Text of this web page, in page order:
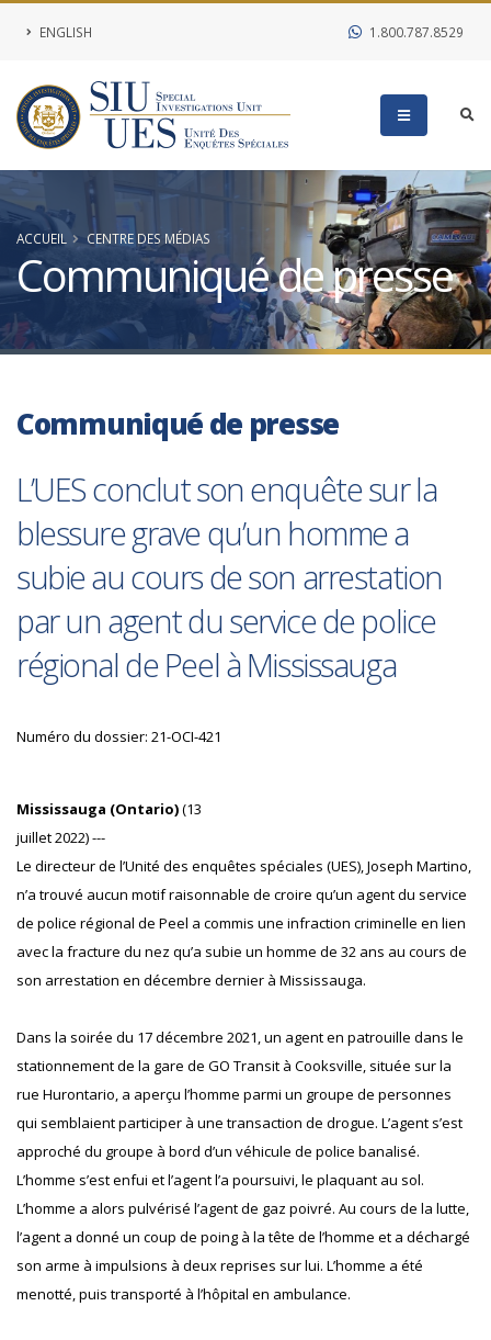
ENGLISH 1.800.787.8529
ACCUEIL CENTRE DES MÉDIAS
Communiqué de presse
Communiqué de presse
L’UES conclut son enquête sur la
blessure grave qu’un homme a
subie au cours de son arrestation
par un agent du service de police
régional de Peel à Mississauga
Numéro du dossier: 21-OCI-421
Mississauga (Ontario)(13
juillet 2022) ---
Le directeur de l’Unité des enquêtes spéciales (UES), Joseph Martino,
n’a trouvé aucun motif raisonnable de croire qu’un agent du service
de police régional de Peel a commis une infraction criminelle en lien
avec la fracture du nez qu’a subie un homme de 32 ans au cours de
son arrestation en décembre dernier à Mississauga.
Dans la soirée du 17 décembre 2021, un agent en patrouille dans le
stationnement de la gare de GO Transit à Cooksville, située sur la
rue Hurontario, a aperçu l’homme parmi un groupe de personnes
qui semblaient participer à une transaction de drogue. L’agent s’est
approché du groupe à bord d’un véhicule de police banalisé.
L’homme s’est enfui et l’agent l’a poursuivi, le plaquant au sol.
L’homme a alors pulvérisé l’agent de gaz poivré. Au cours de la lutte,
l’agent a donné un coup de poing à la tête de l’homme et a déchargé
son arme à impulsions à deux reprises sur lui. L’homme a été
menotté, puis transporté à l’hôpital en ambulance.